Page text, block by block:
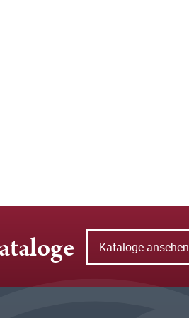
Kataloge ansehen